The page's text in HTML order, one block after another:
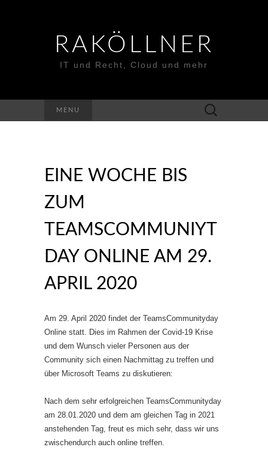
RAKÖLLNER
IT und Recht, Cloud und mehr
MENU
Suchen
nach:
EINE WOCHE BIS
ZUM
TEAMSCOMMUNIYT
DAY ONLINE AM 29.
APRIL 2020
Am 29. April 2020 findet der TeamsCommunityday
Online statt. Dies im Rahmen der Covid-19 Krise
und dem Wunsch vieler Personen aus der
Community sich einen Nachmittag zu treffen und
über Microsoft Teams zu diskutieren:
Nach dem sehr erfolgreichen TeamsCommunityday
am 28.01.2020 und dem am gleichen Tag in 2021
anstehenden Tag, freut es mich sehr, dass wir uns
zwischendurch auch online treffen.